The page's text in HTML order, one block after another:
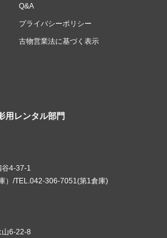
Q&A
プライバシーポリシー
古物営業法に基づく表示
用レンタル部門
4-37-1
）/TEL.042-306-7051(第1倉庫)
6-22-8